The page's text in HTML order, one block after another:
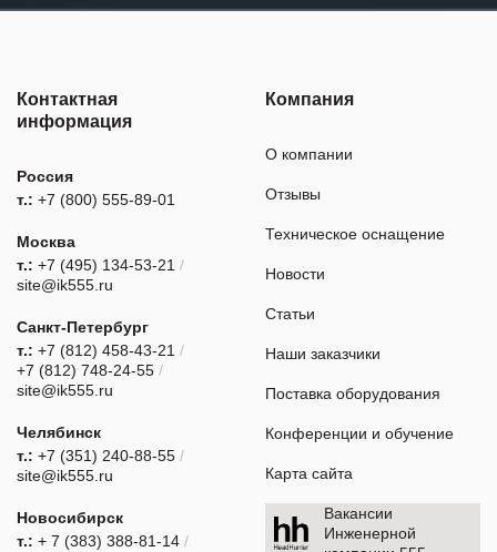
Контактная
информация
Россия
т.: +7 (800) 555-89-01
Москва
т.: +7 (495) 134-53-21 /
site@ik555.ru
Санкт-Петербург
т.: +7 (812) 458-43-21 /
+7 (812) 748-24-55 /
site@ik555.ru
Челябинск
т.: +7 (351) 240-88-55 /
site@ik555.ru
Новосибирск
т.: + 7 (383) 388-81-14 /
Компания
О компании
Отзывы
Техническое оснащение
Новости
Статьи
Наши заказчики
Поставка оборудования
Конференции и обучение
Карта сайта
Вакансии
Инженерной